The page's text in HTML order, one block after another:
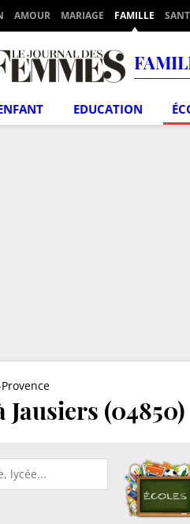
AMOUR MARIAGE FAMILLE
EDUCATION
Jausiers (04850)